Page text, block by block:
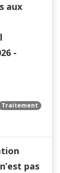
aux
-
Traitement
pas